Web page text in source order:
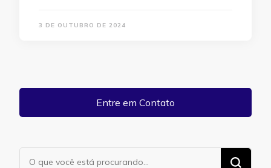
3 DE OUTUBRO DE 2024
Entre em Contato